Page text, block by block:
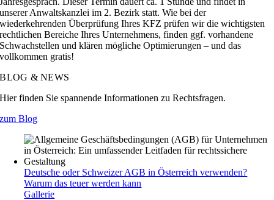
unserer Anwaltskanzlei im 2. Bezirk statt. Wie bei der
wiederkehrenden Überprüfung Ihres KFZ prüfen wir die wichtigsten
rechtlichen Bereiche Ihres Unternehmens, finden ggf. vorhandene
Schwachstellen und klären mögliche Optimierungen – und das
vollkommen gratis!
BLOG & NEWS
Hier finden Sie spannende Informationen zu Rechtsfragen.
zum Blog
Deutsche oder Schweizer AGB in Österreich verwenden?
Warum das teuer werden kann
Gallerie